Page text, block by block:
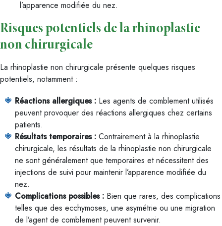
l’apparence modifiée du nez.
Risques potentiels de la rhinoplastie
non chirurgicale
La rhinoplastie non chirurgicale présente quelques risques
potentiels, notamment :
Réactions allergiques : Les agents de comblement utilisés
peuvent provoquer des réactions allergiques chez certains
patients.
Résultats temporaires : Contrairement à la rhinoplastie
chirurgicale, les résultats de la rhinoplastie non chirurgicale
ne sont généralement que temporaires et nécessitent des
injections de suivi pour maintenir l’apparence modifiée du
nez.
Complications possibles : Bien que rares, des complications
telles que des ecchymoses, une asymétrie ou une migration
de l’agent de comblement peuvent survenir.